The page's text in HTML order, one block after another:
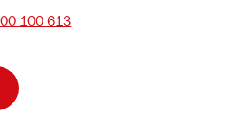
100 613